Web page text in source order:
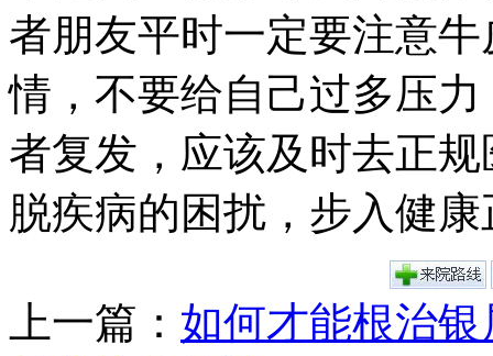
者朋友平时一定要注意
情，不要给自己过多压
者复发，应该及时去正
脱疾病的困扰，步入健
上一篇： 如何才能根治银